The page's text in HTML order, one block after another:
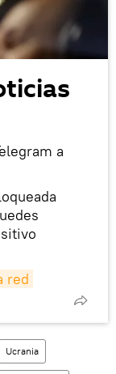
a
red
Ucrania